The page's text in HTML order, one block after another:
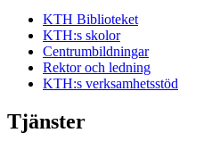
KTH Biblioteket
KTH:s skolor
Centrumbildningar
Rektor och ledning
KTH:s verksamhetsstöd
Tjänster